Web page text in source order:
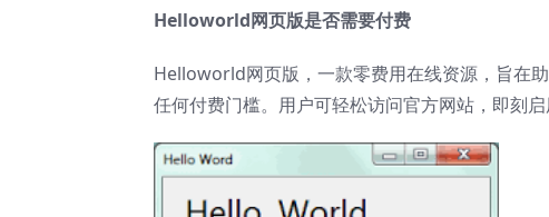
Helloworld网页版是否需要付费
Helloworld网页版 ，一款零费用在线资源，旨在
任何付费门槛。用户可轻松访问官方网站，即刻启